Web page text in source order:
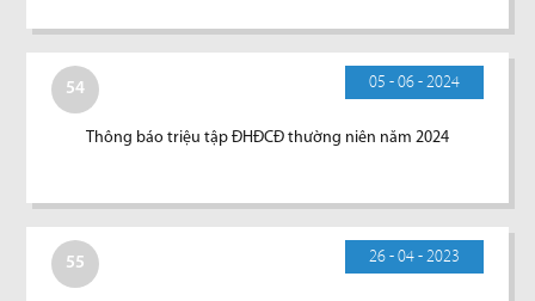
54 05 - 06 - 2024
Thông báo triệu tập ĐHĐCĐ thường niên năm 2024
55 26 - 04 - 2023